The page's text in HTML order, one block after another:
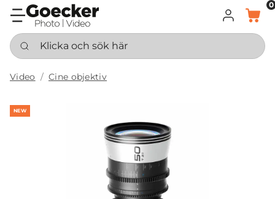
LOGGA IN
KORG
0
Klicka och sök här
Video Cine objektiv
NEW